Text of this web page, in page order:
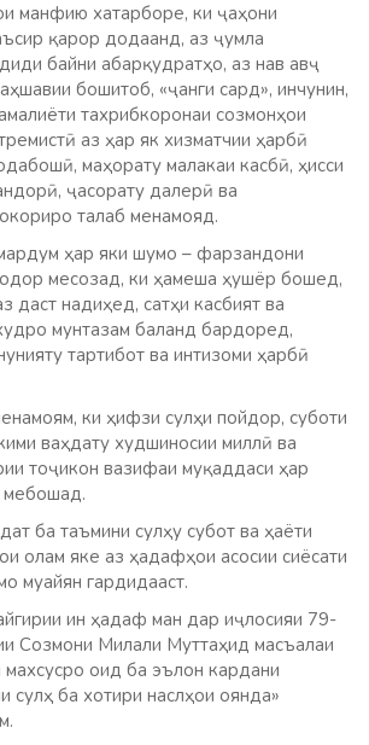
манфию хатарборе, ки ҷаҳони
қарор додаанд, аз ҷумла
байни абарқудратҳо, аз нав авҷ
бошитоб, «ҷанги сард», инчунин,
тахрибкоронаи созмонҳои
аз ҳар як хизматчии ҳарбӣ
маҳорату малакаи касбӣ, ҳисси
ҷасорату далерӣ ва
талаб менамояд.
ҳар яки шумо – фарзандони
месозад, ки ҳамеша ҳушёр бошед,
даст надиҳед, сатҳи касбият ва
мунтазам баланд бардоред,
тартибот ва интизоми ҳарбӣ
ки ҳифзи сулҳи пойдор, суботи
ваҳдату худшиносии миллӣ ва
тоҷикон вазифаи муқаддаси ҳар
ба таъмини сулҳу субот ва ҳаёти
олам яке аз ҳадафҳои асосии сиёсати
муайян гардидааст.
ин ҳадаф ман дар иҷлосияи 79-
Созмони Милали Муттаҳид масъалаи
махсусро оид ба эълон кардани
сулҳ ба хотири наслҳои оянда»